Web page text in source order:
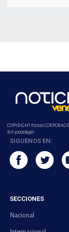
COPYRIGHT ©2026
Rif-j000089337
SIGUENOS EN:
SECCIONES
Nacional